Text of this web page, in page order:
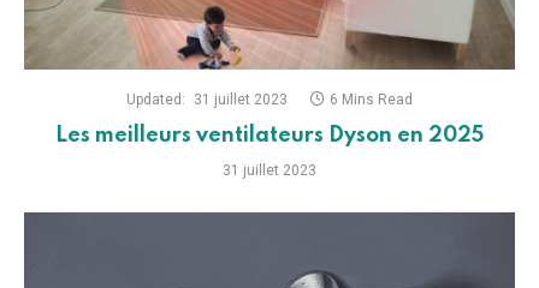
Updated: 31 juillet 2023 6 Mins Read
Les meilleurs ventilateurs Dyson en 2025
31 juillet 2023